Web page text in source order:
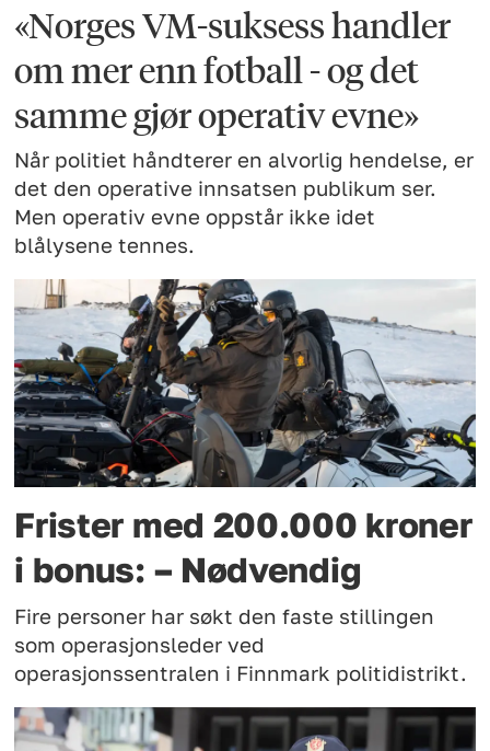
«Norges VM-suksess handler
om mer enn fotball - og det
samme gjør operativ evne»
Når politiet håndterer en alvorlig hendelse, er
det den operative innsatsen publikum ser.
Men operativ evne oppstår ikke idet
blålysene tennes.
Frister med 200.000 kroner
i bonus: – Nødvendig
Fire personer har søkt den faste stillingen
som operasjonsleder ved
operasjonssentralen i Finnmark politidistrikt.